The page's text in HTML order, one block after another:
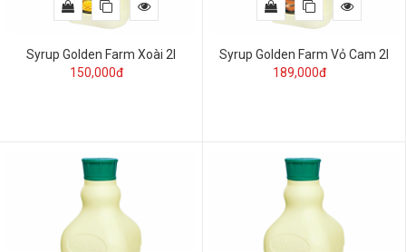
Syrup Golden Farm Xoài 2l
150,000đ
Syrup Golden Farm Vỏ Cam 2l
189,000đ